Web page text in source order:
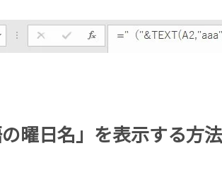
の曜日名」を表示する方法